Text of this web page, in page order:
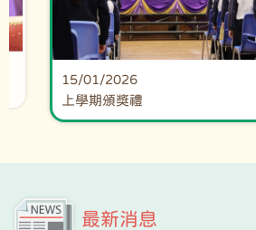
15/01/2026
上學期頒獎禮
最新消息